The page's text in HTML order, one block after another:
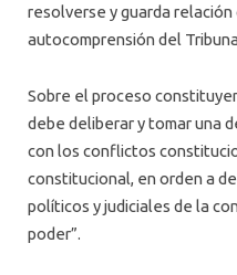
resolverse y guarda
autocomprensión del
Sobre el proceso
debe deliberar y tomar una
con los conflictos
constitucional, en orden a
políticos y judiciales de la
poder”.